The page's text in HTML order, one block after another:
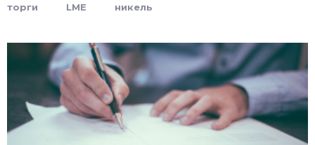
торги LME никель